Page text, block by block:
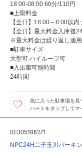
18:00-08:00 60分/110円
■上限料金
【全日】18:00～8:00以
【全日】最大料金入庫後
※最大料金は繰り返し適用
■駐車サイズ
大型可 ハイルーフ可
■入出庫可能時間
24時間
気に入った駐車場を見
ハートをタップしてマ
ID:305188271
NPC24H二子玉川パーキ